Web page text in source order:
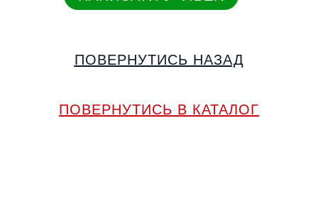
ПОВЕРНУТИСЬ НАЗАД
ПОВЕРНУТИСЬ В КАТАЛОГ